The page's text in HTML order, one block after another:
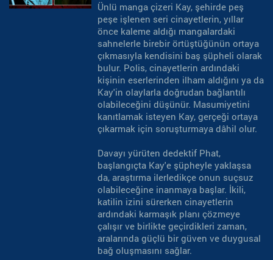
Ünlü manga çizeri Kay, şehirde peş
peşe işlenen seri cinayetlerin, yıllar
önce kaleme aldığı mangalardaki
sahnelerle birebir örtüştüğünün ortaya
çıkmasıyla kendisini baş şüpheli olarak
bulur. Polis, cinayetlerin ardındaki
kişinin eserlerinden ilham aldığını ya da
Kay'in olaylarla doğrudan bağlantılı
olabileceğini düşünür. Masumiyetini
kanıtlamak isteyen Kay, gerçeği ortaya
çıkarmak için soruşturmaya dâhil olur.
Davayı yürüten dedektif Phat,
başlangıçta Kay'e şüpheyle yaklaşsa
da, araştırma ilerledikçe onun suçsuz
olabileceğine inanmaya başlar. İkili,
katilin izini sürerken cinayetlerin
ardındaki karmaşık planı çözmeye
çalışır ve birlikte geçirdikleri zaman,
aralarında güçlü bir güven ve duygusal
bağ oluşmasını sağlar.